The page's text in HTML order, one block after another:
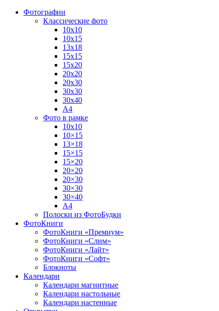
Фотографии
Классические фото
10х10
10х15
13х18
15х15
15х20
20х20
20х30
30х30
30х40
А4
Фото в рамке
10х10
10×15
13×18
15×15
15×20
20×20
20×30
30×30
30×40
A4
Полоски из ФотоБудки
ФотоКниги
ФотоКниги «Премиум»
ФотоКниги «Слим»
ФотоКниги «Лайт»
ФотоКниги «Софт»
Блокноты
Календари
Календари магнитные
Календари настольные
Календари настенные